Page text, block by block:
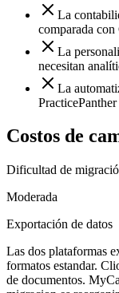
La
comparada
La
necesitan
La
PracticePanther
Costos de
Dificultad de
Moderada
Exportación de datos
Las dos plataformas
formatos estandar.
de documentos.